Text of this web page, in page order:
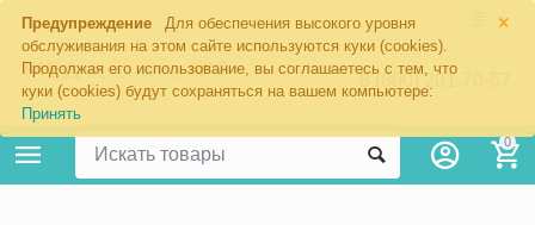
×
Предупреждение
Для обеспечения высокого уровня
обслуживания на этом сайте используются куки (cookies).
Продолжая его использование, вы соглашаетесь с тем, что
куки (cookies) будут сохраняться на вашем компьютере:
Принять
8 (800) 201-70-57
0